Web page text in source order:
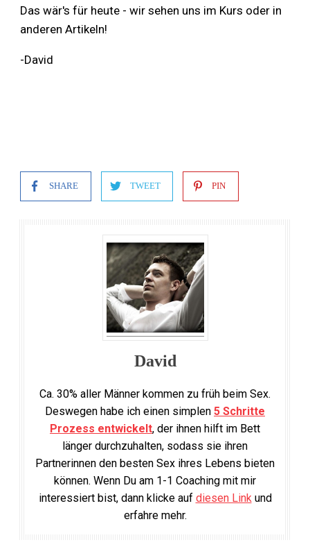
Das wär's für heute - wir sehen uns im Kurs oder in
anderen Artikeln!
-David
SHARE TWEET PIN
David
Ca. 30% aller Männer kommen zu früh beim Sex.
Deswegen habe ich einen simplen 5 Schritte
Prozess entwickelt, der ihnen hilft im Bett
länger durchzuhalten, sodass sie ihren
Partnerinnen den besten Sex ihres Lebens bieten
können. Wenn Du am 1-1 Coaching mit mir
interessiert bist, dann klicke auf diesen Link und
erfahre mehr.